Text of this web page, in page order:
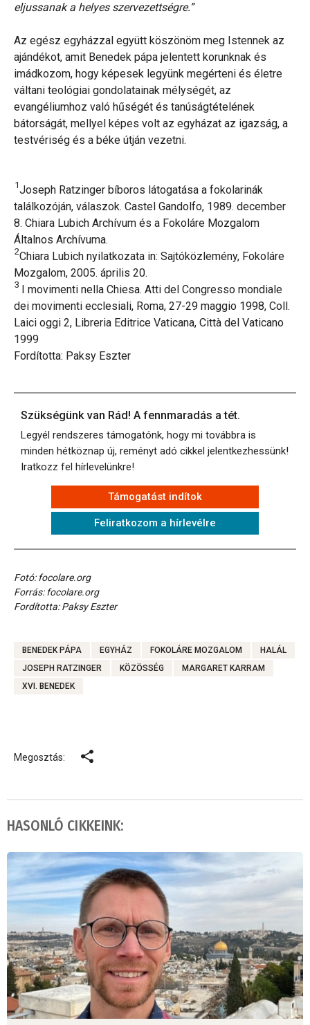
eljussanak a helyes szervezettségre.”
Az egész egyházzal együtt köszönöm meg Istennek az
ajándékot, amit Benedek pápa jelentett korunknak és
imádkozom, hogy képesek legyünk megérteni és életre
váltani teológiai gondolatainak mélységét, az
evangéliumhoz való hűségét és tanúságtételének
bátorságát, mellyel képes volt az egyházat az igazság, a
testvériség és a béke útján vezetni.
1Joseph Ratzinger bíboros látogatása a fokolarinák
találkozóján, válaszok. Castel Gandolfo, 1989. december
8. Chiara Lubich Archívum és a Fokoláre Mozgalom
Általnos Archívuma.
2Chiara Lubich nyilatkozata in: Sajtóközlemény, Fokoláre
Mozgalom, 2005. április 20.
3 I movimenti nella Chiesa. Atti del Congresso mondiale
dei movimenti ecclesiali, Roma, 27-29 maggio 1998, Coll.
Laici oggi 2, Libreria Editrice Vaticana, Città del Vaticano
1999
Fordította: Paksy Eszter
Szükségünk van Rád! A fennmaradás a tét.
Legyél rendszeres támogatónk, hogy mi továbbra is
minden hétköznap új, reményt adó cikkel jelentkezhessünk!
Iratkozz fel hírlevelünkre!
Támogatást indítok
Feliratkozom a hírlevélre
Fotó: focolare.org
Forrás: focolare.org
Fordította: Paksy Eszter
BENEDEK PÁPA EGYHÁZ FOKOLÁRE MOZGALOM
HALÁL
JOSEPH RATZINGER
KÖZÖSSÉG
MARGARET KARRAM
XVI. BENEDEK
Megosztás:
HASONLÓ CIKKEINK: